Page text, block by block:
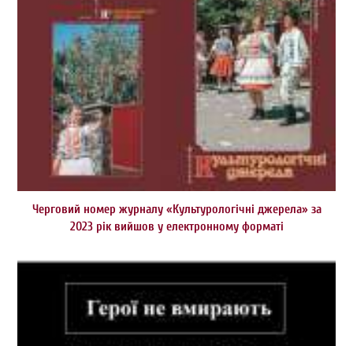
Черговий номер журналу «Культурологічні джерела» за
2023 рік вийшов у електронному форматі